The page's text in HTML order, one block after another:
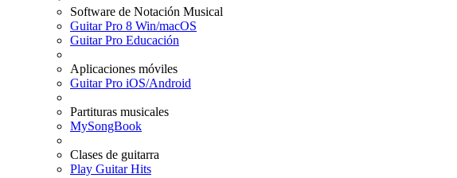
Software de Notación Musical
Guitar Pro 8 Win/macOS
Guitar Pro Educación
Aplicaciones móviles
Guitar Pro iOS/Android
Partituras musicales
MySongBook
Clases de guitarra
Play Guitar Hits